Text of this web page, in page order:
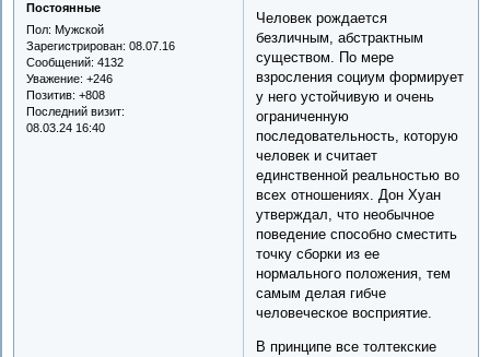
Постоянные
Пол: Мужской
Зарегистрирован: 08.07.16
Сообщений: 4132
Уважение: +246
Позитив: +808
Последний визит:
08.03.24 16:40
Человек рождается
безличным, абстрактным
существом. По мере
взросления социум формирует
у него устойчивую и очень
ограниченную
последовательность, которую
человек и считает
единственной реальностью во
всех отношениях. Дон Хуан
утверждал, что необычное
поведение способно сместить
точку сборки из ее
нормального положения, тем
самым делая гибче
человеческое восприятие.
В принципе все толтекские